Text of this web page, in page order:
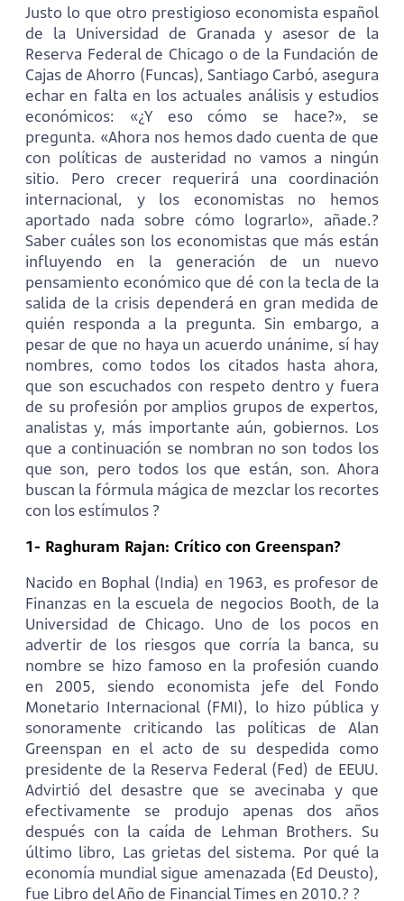
Justo lo que otro prestigioso economista español
de la Universidad de Granada y asesor de la
Reserva Federal de Chicago o de la Fundación de
Cajas de Ahorro (Funcas), Santiago Carbó, asegura
echar en falta en los actuales análisis y estudios
económicos: «¿Y eso cómo se hace?», se
pregunta. «Ahora nos hemos dado cuenta de que
con políticas de austeridad no vamos a ningún
sitio. Pero crecer requerirá una coordinación
internacional, y los economistas no hemos
aportado nada sobre cómo lograrlo», añade.?
Saber cuáles son los economistas que más están
influyendo en la generación de un nuevo
pensamiento económico que dé con la tecla de la
salida de la crisis dependerá en gran medida de
quién responda a la pregunta. Sin embargo, a
pesar de que no haya un acuerdo unánime, sí hay
nombres, como todos los citados hasta ahora,
que son escuchados con respeto dentro y fuera
de su profesión por amplios grupos de expertos,
analistas y, más importante aún, gobiernos. Los
que a continuación se nombran no son todos los
que son, pero todos los que están, son. Ahora
buscan la fórmula mágica de mezclar los recortes
con los estímulos ?
1- Raghuram Rajan: Crítico con Greenspan?
Nacido en Bophal (India) en 1963, es profesor de
Finanzas en la escuela de negocios Booth, de la
Universidad de Chicago. Uno de los pocos en
advertir de los riesgos que corría la banca, su
nombre se hizo famoso en la profesión cuando
en 2005, siendo economista jefe del Fondo
Monetario Internacional (FMI), lo hizo pública y
sonoramente criticando las políticas de Alan
Greenspan en el acto de su despedida como
presidente de la Reserva Federal (Fed) de EEUU.
Advirtió del desastre que se avecinaba y que
efectivamente se produjo apenas dos años
después con la caída de Lehman Brothers. Su
último libro, Las grietas del sistema. Por qué la
economía mundial sigue amenazada (Ed Deusto),
fue Libro del Año de Financial Times en 2010.? ?